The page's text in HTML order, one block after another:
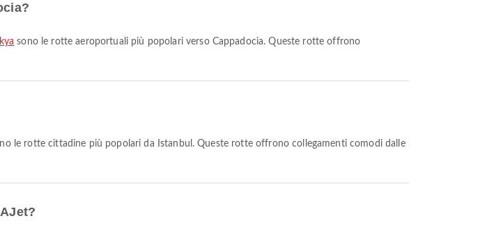
sono le rotte aeroportuali più popolari verso Cappadocia. Queste rotte offrono
le rotte cittadine più popolari da Istanbul. Queste rotte offrono collegamenti comodi dalle